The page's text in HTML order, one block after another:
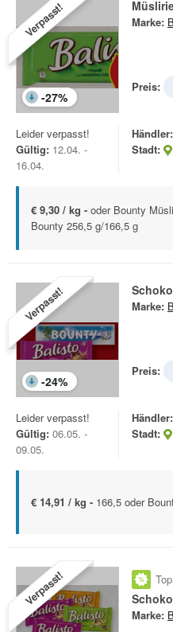
Verpasst!
-27%
Marke:
Preis:
Leider verpasst!
Gültig: 12.04. -
16.04.
Händler:
Stadt:
€ 9,30 / kg - oder Bounty
Bounty 256,5 g/166,5 g
Verpasst!
-24%
Marke:
Preis:
Leider verpasst!
Gültig: 06.05. -
09.05.
Händler:
Stadt:
€ 14,91 / kg - 166,5 oder
Verpasst!
Marke: